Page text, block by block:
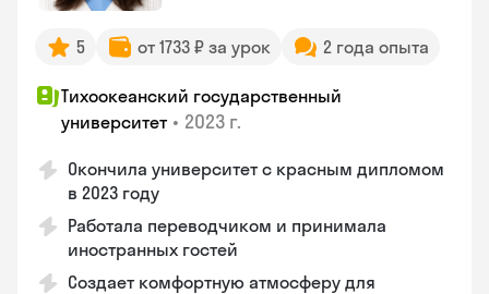
5 от 1733 ₽ за урок 2 года опыта
Тихоокеанский государственный
университет • 2023 г.
Окончила университет с красным дипломом
в 2023 году
Работала переводчиком и принимала
иностранных гостей
Создает комфортную атмосферу для